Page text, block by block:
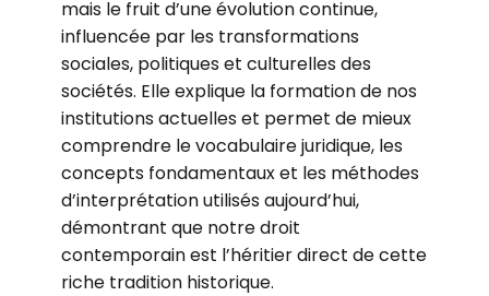
mais le fruit d’une évolution continue,
influencée par les transformations
sociales, politiques et culturelles des
sociétés. Elle explique la formation de nos
institutions actuelles et permet de mieux
comprendre le vocabulaire juridique, les
concepts fondamentaux et les méthodes
d’interprétation utilisés aujourd’hui,
démontrant que notre droit
contemporain est l’héritier direct de cette
riche tradition historique.